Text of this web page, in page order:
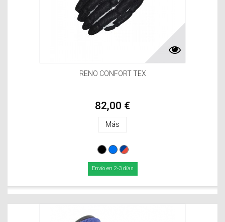
RENO CONFORT TEX
82,00 €
Más
Envío en 2-3 días